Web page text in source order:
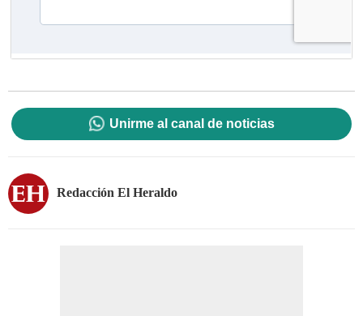
Unirme al canal de noticias
Redacción El Heraldo